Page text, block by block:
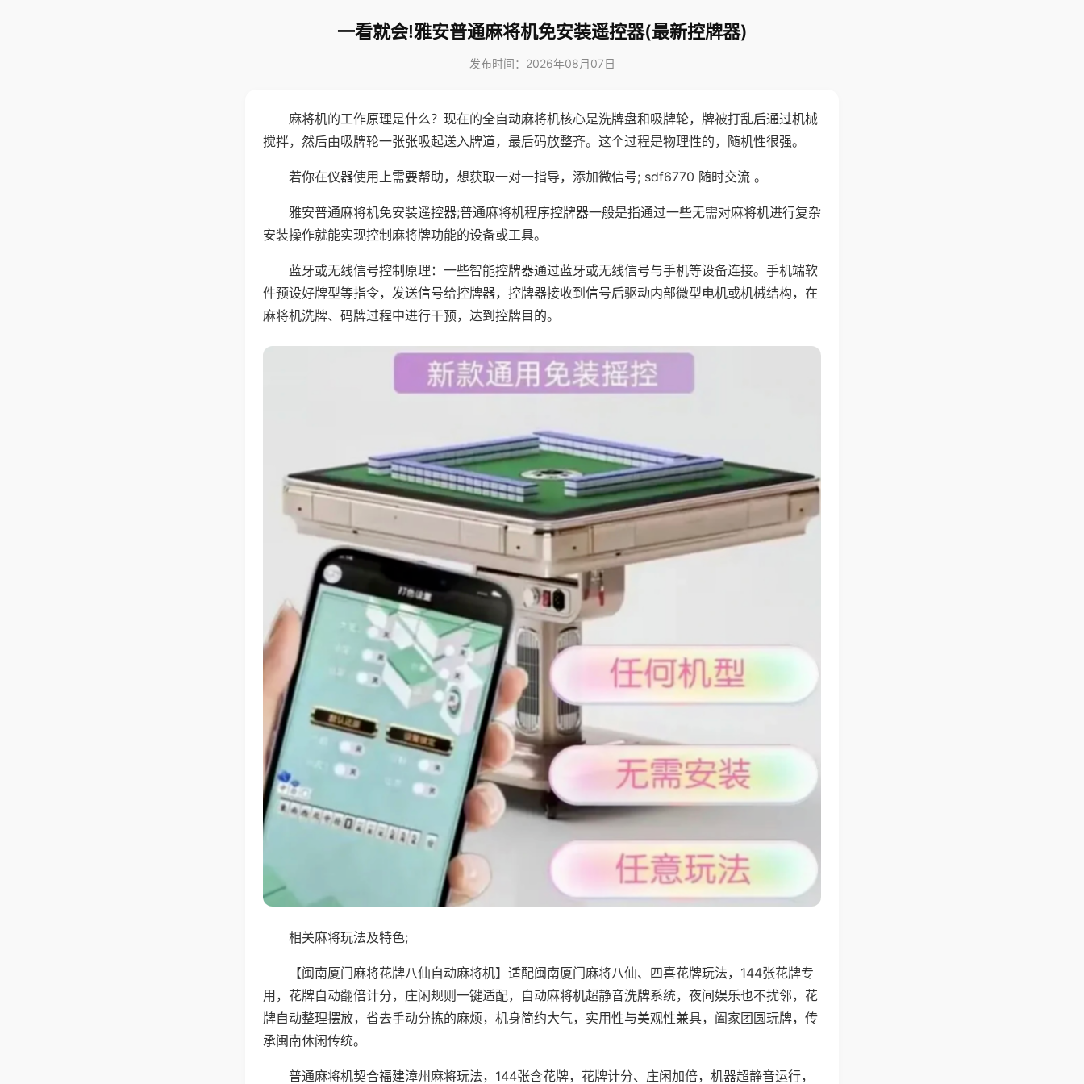
一看就会!雅安普通麻将机免安装遥控器(最新控牌器)
发布时间：2026年08月07日
麻将机的工作原理是什么？现在的全自动麻将机核心是洗牌盘和吸牌轮，牌被打乱后通过机械
搅拌，然后由吸牌轮一张张吸起送入牌道，最后码放整齐。这个过程是物理性的，随机性很强。
若你在仪器使用上需要帮助，想获取一对一指导，添加微信号; sdf6770 随时交流 。
雅安普通麻将机免安装遥控器;普通麻将机程序控牌器一般是指通过一些无需对麻将机进行复杂
安装操作就能实现控制麻将牌功能的设备或工具。
蓝牙或无线信号控制原理：一些智能控牌器通过蓝牙或无线信号与手机等设备连接。手机端软
件预设好牌型等指令，发送信号给控牌器，控牌器接收到信号后驱动内部微型电机或机械结构，在
麻将机洗牌、码牌过程中进行干预，达到控牌目的。
相关麻将玩法及特色;
【闽南厦门麻将花牌八仙自动麻将机】适配闽南厦门麻将八仙、四喜花牌玩法，144张花牌专
用，花牌自动翻倍计分，庄闲规则一键适配，自动麻将机超静音洗牌系统，夜间娱乐也不扰邻，花
牌自动整理摆放，省去手动分拣的麻烦，机身简约大气，实用性与美观性兼具，阖家团圆玩牌，传
承闽南休闲传统。
普通麻将机契合福建漳州麻将玩法，144张含花牌，花牌计分、庄闲加倍，机器超静音运行，